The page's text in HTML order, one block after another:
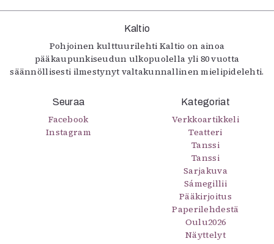
Kaltio
Pohjoinen kulttuurilehti Kaltio on ainoa
pääkaupunkiseudun ulkopuolella yli 80 vuotta
säännöllisesti ilmestynyt valtakunnallinen mielipidelehti.
Seuraa
Facebook
Instagram
Kategoriat
Verkkoartikkeli
Teatteri
Tanssi
Tanssi
Sarjakuva
Sámegillii
Pääkirjoitus
Paperilehdestä
Oulu2026
Näyttelyt